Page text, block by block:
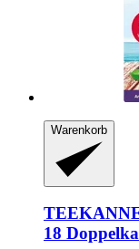
Warenkorb
18